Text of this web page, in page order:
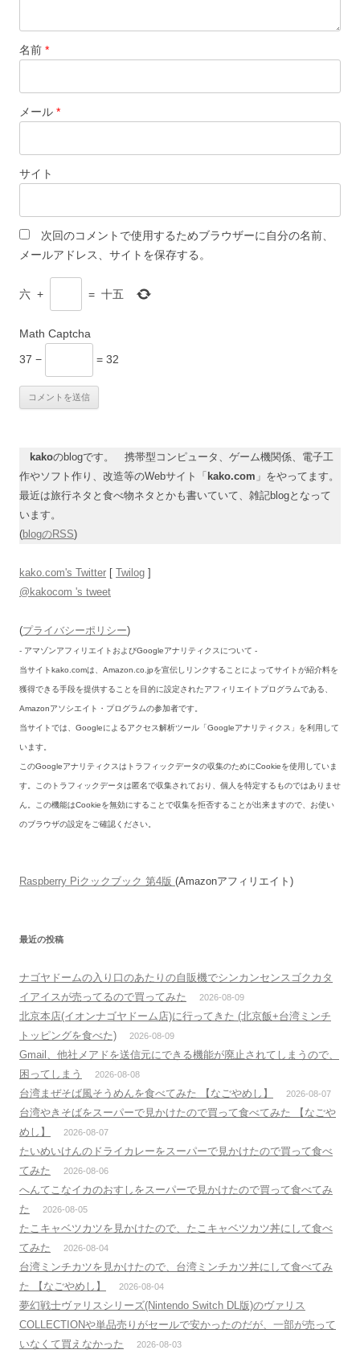
名前 *
メール *
サイト
次回のコメントで使用するためブラウザーに自分の名前、
メールアドレス、サイトを保存する。
六 + = 十五
Math Captcha
37 −
= 32
kakoのblogです。 携帯型コンピュータ、ゲーム機関係、電子工
作やソフト作り、改造等のWebサイト「 kako.com 」をやってます。
最近は旅行ネタと食べ物ネタとかも書いていて、雑記blogとなって
います。
(blogのRSS)
kako.com's Twitter [ Twilog ]
@kakocom 's tweet
(プライバシーポリシー)
- アマゾンアフィリエイトおよびGoogleアナリティクスについて -
当サイトkako.comは、Amazon.co.jpを宣伝しリンクすることによってサイトが紹介料を
獲得できる手段を提供することを目的に設定されたアフィリエイトプログラムである、
Amazonアソシエイト・プログラムの参加者です。
当サイトでは、Googleによるアクセス解析ツール「Googleアナリティクス」を利用して
います。
このGoogleアナリティクスはトラフィックデータの収集のためにCookieを使用していま
す。このトラフィックデータは匿名で収集されており、個人を特定するものではありませ
ん。この機能はCookieを無効にすることで収集を拒否することが出来ますので、お使い
のブラウザの設定をご確認ください。
Raspberry Piクックブック 第4版 (Amazonアフィリエイト)
最近の投稿
ナゴヤドームの入り口のあたりの自販機でシンカンセンスゴクカタ
イアイスが売ってるので買ってみた
2026-08-09
北京本店(イオンナゴヤドーム店)に行ってきた (北京飯+台湾ミンチ
トッピングを食べた)
2026-08-09
Gmail、他社メアドを送信元にできる機能が廃止されてしまうので、
困ってしまう
2026-08-08
台湾まぜそば風そうめんを食べてみた 【なごやめし】 2026-08-07
台湾やきそばをスーパーで見かけたので買って食べてみた 【なごや
めし】
2026-08-07
たいめいけんのドライカレーをスーパーで見かけたので買って食べ
てみた
2026-08-06
へんてこなイカのおすしをスーパーで見かけたので買って食べてみ
た
2026-08-05
たこキャベツカツを見かけたので、たこキャベツカツ丼にして食べ
てみた
2026-08-04
台湾ミンチカツを見かけたので、台湾ミンチカツ丼にして食べてみ
た 【なごやめし】
2026-08-04
夢幻戦士ヴァリスシリーズ(Nintendo Switch DL版)のヴァリス
COLLECTIONや単品売りがセールで安かったのだが、一部が売って
いなくて買えなかった
2026-08-03